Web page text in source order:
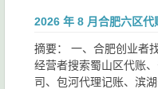
2026 年 8 月合肥六区
摘要： 一、合肥创业者
经营者搜索蜀山区代账
司、包河代理记账、滨